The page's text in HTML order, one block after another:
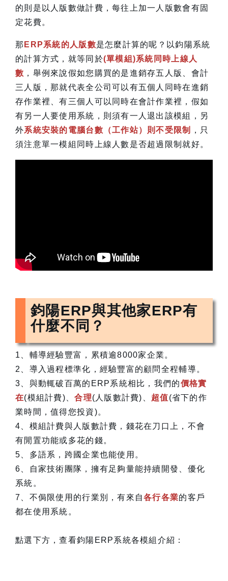
的則是以人版數做計費，每往上加一人版數會有固
定花費。
那 ERP系統的人版數是怎麼計算的呢？以鈞陽系統
的計算方式，就等同於(單模組)系統同時上線人
數 ，舉例來說假如您購買的是進銷存五人版、會計
三人版，那就代表全公司可以有五個人同時在進銷
存作業裡、有三個人可以同時在會計作業裡，假如
有另一人要使用系統，則須有一人退出該模組，另
外系統安裝的電腦台數（工作站）則不受限制
，只
須注意單一模組同時上線人數是否超過限制就好。
鈞陽ERP與其他家ERP有
什麼不同？
1、輔導經驗豐富，累積逾8000家企業。
2、導入過程標準化，經驗豐富的顧問全程輔導。
3、與動輒破百萬的ERP系統相比，我們的價格實
在(模組計費)、合理(人版數計費)、 超值(省下的作
業時間，值得您投資)。
4、模組計費與人版數計費，錢花在刀口上，不會
有閒置功能或多花的錢。
5、多語系，跨國企業也能使用。
6、自家技術團隊，擁有足夠量能持續開發、優化
系統。
7、不侷限使用的行業別，有來自各行各業的客戶
都在使用系統。
點選下方，查看鈞陽ERP系統各模組介紹：